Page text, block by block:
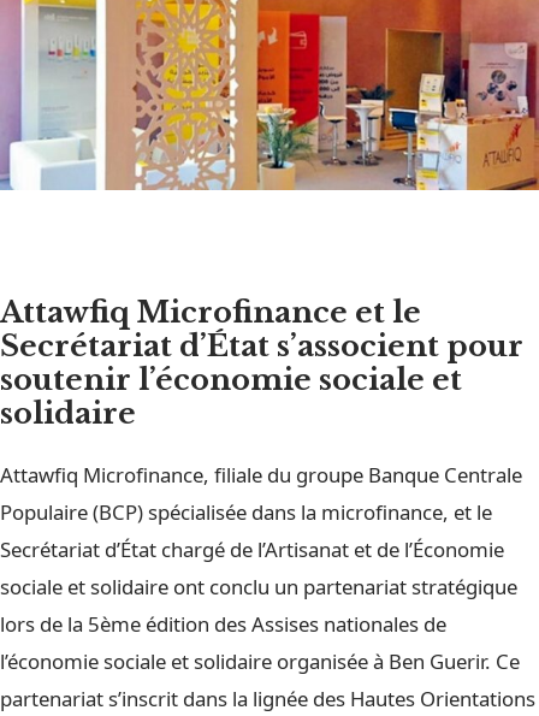
Attawfiq Microfinance et le
Secrétariat d’État s’associent pour
soutenir l’économie sociale et
solidaire
Attawfiq Microfinance, filiale du groupe Banque Centrale
Populaire (BCP) spécialisée dans la microfinance, et le
Secrétariat d’État chargé de l’Artisanat et de l’Économie
sociale et solidaire ont conclu un partenariat stratégique
lors de la 5ème édition des Assises nationales de
l’économie sociale et solidaire organisée à Ben Guerir. Ce
partenariat s’inscrit dans la lignée des Hautes Orientations